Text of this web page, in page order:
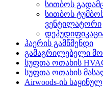
სითბოს
სითბოს
ვენტილატორი
ჰაერის გამწმენდი
გამაგრილებელი
სუფთა ოთახის
სუფთა ოთახის
Airwoods-ის